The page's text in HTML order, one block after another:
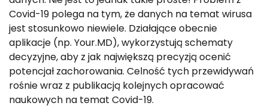
Covid-19 polega na tym, że danych na temat wirusa
jest stosunkowo niewiele. Działające obecnie
aplikacje (np. Your.MD), wykorzystują schematy
decyzyjne, aby z jak największą precyzją ocenić
potencjał zachorowania. Celność tych przewidywań
rośnie wraz z publikacją kolejnych opracować
naukowych na temat Covid-19.